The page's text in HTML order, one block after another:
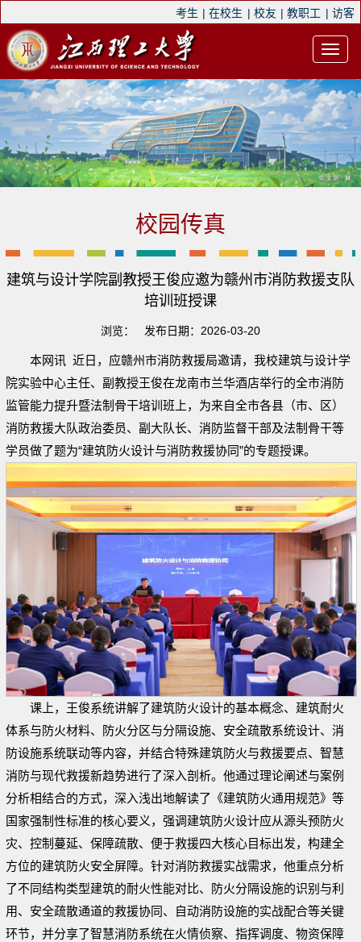
考生 | 在校生 | 校友 | 教职工 | 访客
校园传真
建筑与设计学院副教授王俊应邀为赣州市消防救援支队
培训班授课
浏览： 发布日期：2026-03-20
本网讯 近日，应赣州市消防救援局邀请，我校建筑与设计学
院实验中心主任、副教授王俊在龙南市兰华酒店举行的全市消防
监管能力提升暨法制骨干培训班上，为来自全市各县（市、区）
消防救援大队政治委员、副大队长、消防监督干部及法制骨干等
学员做了题为“建筑防火设计与消防救援协同”的专题授课。
课上，王俊系统讲解了建筑防火设计的基本概念、建筑耐火
体系与防火材料、防火分区与分隔设施、安全疏散系统设计、消
防设施系统联动等内容，并结合特殊建筑防火与救援要点、智慧
消防与现代救援新趋势进行了深入剖析。他通过理论阐述与案例
分析相结合的方式，深入浅出地解读了《建筑防火通用规范》等
国家强制性标准的核心要义，强调建筑防火设计应从源头预防火
灾、控制蔓延、保障疏散、便于救援四大核心目标出发，构建全
方位的建筑防火安全屏障。针对消防救援实战需求，他重点分析
了不同结构类型建筑的耐火性能对比、防火分隔设施的识别与利
用、安全疏散通道的救援协同、自动消防设施的实战配合等关键
环节，并分享了智慧消防系统在火情侦察、指挥调度、物资保障